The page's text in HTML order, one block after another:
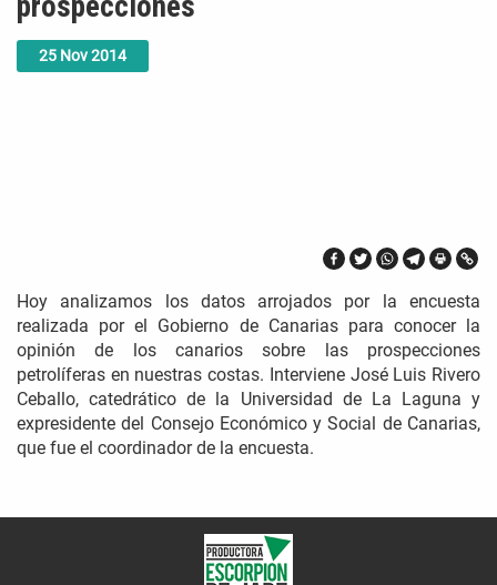
25 Nov2014
prospecciones
Hoy analizamos los datos arrojados por la encuesta
realizada por el Gobierno de Canarias para conocer la
opinión de los canarios sobre las prospecciones
petrolíferas en nuestras costas. Interviene José Luis Rivero
Ceballo, catedrático de la Universidad de La Laguna y
expresidente del Consejo Económico y Social de Canarias,
que fue el coordinador de la encuesta.